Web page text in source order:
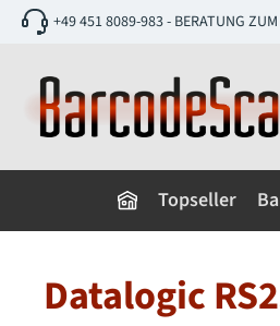
Hauptinhalt springen
Zur Suche springen
Zur Hauptnavigation springen
+49 451 8089-983 - BERATUNG ZUM
Topseller
Datalogic